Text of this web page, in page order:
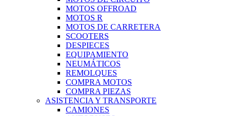
MOTOS OFFROAD
MOTOS R
MOTOS DE CARRETERA
SCOOTERS
DESPIECES
EQUIPAMIENTO
NEUMÁTICOS
REMOLQUES
COMPRA MOTOS
COMPRA PIEZAS
ASISTENCIA Y TRANSPORTE
CAMIONES